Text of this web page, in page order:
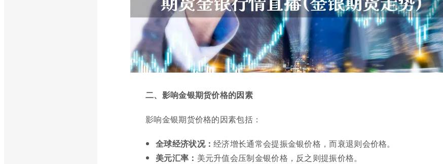
二、影响金银期货价格的因素
影响金银期货价格的因素包括：
全球经济状况：经济增长通常会提振金银价格，而衰退则会价格。
美元汇率： 美元升值会压制金银价格，反之则提振价格。